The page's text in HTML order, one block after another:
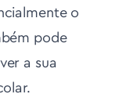
o
pode
a sua